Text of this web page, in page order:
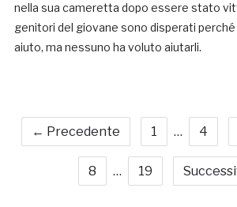
nella sua cameretta dopo essere stato
genitori del giovane sono disperati
aiuto, ma nessuno ha voluto aiutarli.
← Precedente 1 … 4
8 … 19